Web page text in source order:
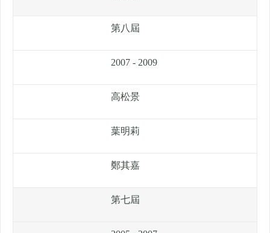
第八屆
2007 - 2009
高松景
葉明莉
鄭其嘉
第七屆